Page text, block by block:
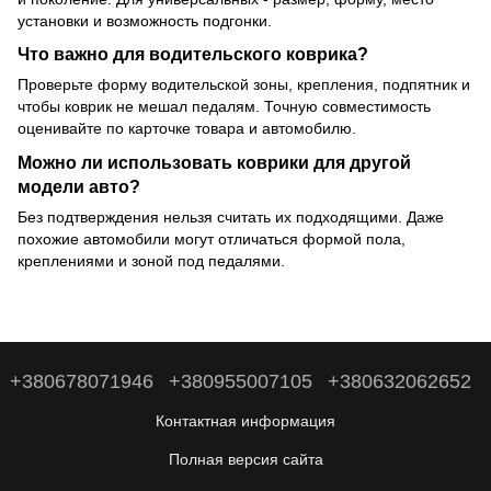
установки и возможность подгонки.
Что важно для водительского коврика?
Проверьте форму водительской зоны, крепления, подпятник и
чтобы коврик не мешал педалям. Точную совместимость
оценивайте по карточке товара и автомобилю.
Можно ли использовать коврики для другой
модели авто?
Без подтверждения нельзя считать их подходящими. Даже
похожие автомобили могут отличаться формой пола,
креплениями и зоной под педалями.
+380678071946 +380955007105 +380632062652
Контактная информация
Полная версия сайта